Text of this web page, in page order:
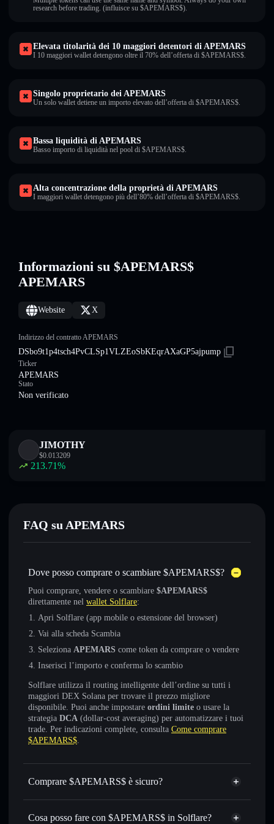
research before trading. (influisce su $APEMARS$).
Elevata titolarità dei 10 maggiori detentori di APEMARS
I 10 maggiori wallet detengono oltre il 70% dell’offerta di $APEMARS$.
Singolo proprietario dei APEMARS
Un solo wallet detiene un importo elevato dell’offerta di $APEMARS$.
Bassa liquidità di APEMARS
Basso importo di liquidità nel pool di $APEMARS$.
Alta concentrazione della proprietà di APEMARS
I maggiori wallet detengono più dell’80% dell’offerta di $APEMARS$.
Informazioni su $APEMARS$
APEMARS
Website X
Indirizzo del contratto APEMARS
DSbo9t1p4tsch4PvCLSp1VLZEoSbKEqrAXaGP5ajpump
Ticker
APEMARS
Stato
Non verificato
JIMOTHY
$0.013209
213.71%
FAQ su APEMARS
Dove posso comprare o scambiare $APEMARS$?
Puoi comprare, vendere o scambiare $APEMARS$
direttamente nel wallet Solflare:
Apri Solflare (app mobile o estensione del browser)
Vai alla scheda Scambia
Seleziona APEMARS come token da comprare o vendere
Inserisci l’importo e conferma lo scambio
Solflare utilizza il routing intelligente dell’ordine su tutti i
maggiori DEX Solana per trovare il prezzo migliore
disponibile. Puoi anche impostare ordini limite o usare la
strategia DCA (dollar-cost averaging) per automatizzare i tuoi
trade. Per indicazioni complete, consulta Come comprare
$APEMARS$.
Comprare $APEMARS$ è sicuro?
$APEMARS$ non è verificato
Cosa posso fare con $APEMARS$ in Solflare?